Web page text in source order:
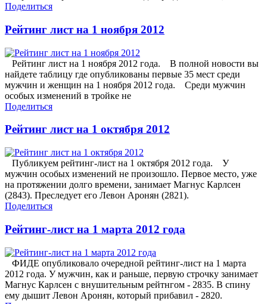
Поделиться
Рейтинг лист на 1 ноября 2012
Рейтинг лист на 1 ноября 2012 года. В полной новости вы
найдете таблицу где опубликованы первые 35 мест среди
мужчин и женщин на 1 ноября 2012 года. Среди мужчин
особых изменений в тройке не
Поделиться
Рейтинг лист на 1 октября 2012
Публикуем рейтинг-лист на 1 октября 2012 года. У
мужчин особых изменений не произошло. Первое место, уже
на протяжении долго времени, занимает Магнус Карлсен
(2843). Преследует его Левон Аронян (2821).
Поделиться
Рейтинг-лист на 1 марта 2012 года
ФИДЕ опубликовало очередной рейтинг-лист на 1 марта
2012 года. У мужчин, как и раньше, первую строчку занимает
Магнус Карлсен с внушительным рейтнгом - 2835. В спину
ему дышит Левон Аронян, который прибавил - 2820.